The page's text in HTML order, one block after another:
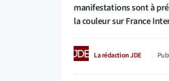
manifestations sont à
la couleur sur France
La rédaction JDE